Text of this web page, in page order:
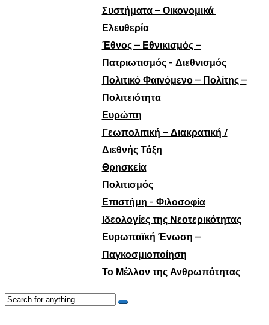
Συστήματα – Οικονομικά
Ελευθερία
Έθνος – Εθνικισμός –
Πατριωτισμός - Διεθνισμός
Πολιτικό Φαινόμενο – Πολίτης –
Πολιτειότητα
Ευρώπη
Γεωπολιτική – Διακρατική /
Διεθνής Τάξη
Θρησκεία
Πολιτισμός
Επιστήμη - Φιλοσοφία
Ιδεολογίες της Νεοτερικότητας
Ευρωπαϊκή Ένωση –
Παγκοσμιοποίηση
Το Μέλλον της Ανθρωπότητας